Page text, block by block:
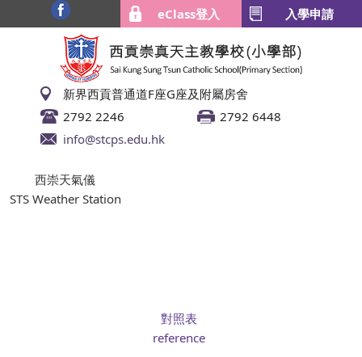
eClass登入 入學申請
新界西貢普通道F座G座及附屬房舍
2792 2246
2792 6448
info@stcps.edu.hk
西崇天氣儀
STS Weather Station
對照表
reference